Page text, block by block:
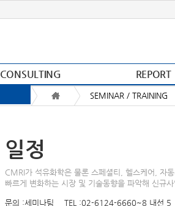
CONSULTING REPORT
SEMINAR / TRAINING
일정
CMRI가 석유화학은 물론 스페셜티, 헬스케어, 자
빠르게 변화하는 시장 및 기술동향을 파악해 신규
문의 :세미나팀 TEL :02-6124-6660~8 내선 5